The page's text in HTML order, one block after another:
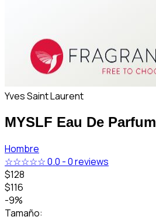
Yves Saint Laurent
MYSLF Eau De Parfum
Hombre
☆☆☆☆☆0.0 -0 reviews
$128
$116
-9%
Tamaño: